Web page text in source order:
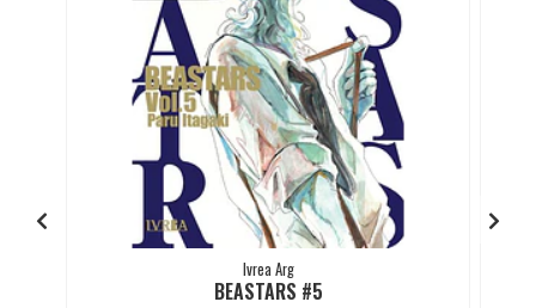
Ivrea Arg
BEASTARS #5